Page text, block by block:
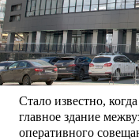
Стало известно,
главное здание
оперативного